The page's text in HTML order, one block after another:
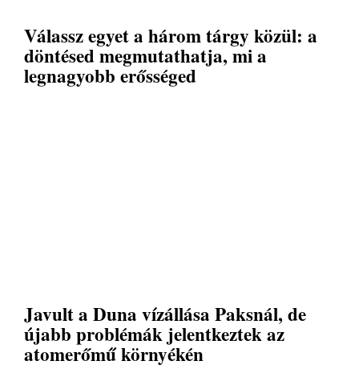
Válassz egyet a három tárgy közül: a
döntésed megmutathatja, mi a
legnagyobb erősséged
Javult a Duna vízállása Paksnál, de
újabb problémák jelentkeztek az
atomerőmű környékén